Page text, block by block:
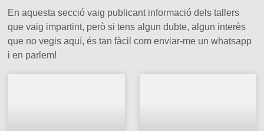
En aquesta secció vaig publicant informació dels tallers
que vaig impartint, però si tens algun dubte, algun interès
que no vegis aquí, és tan fàcil com enviar-me un whatsapp
i en parlem!